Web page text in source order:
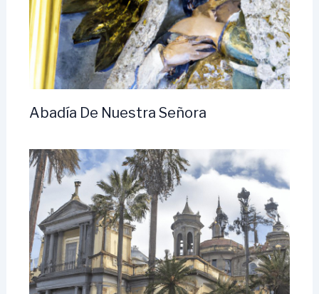
Abadía De Nuestra Señora